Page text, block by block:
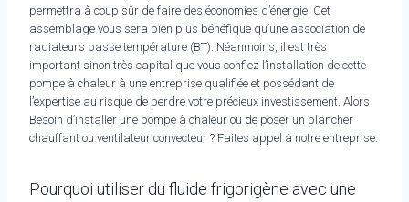
permettra à coup sûr de faire des économies d’énergie. Cet
assemblage vous sera bien plus bénéfique qu’une association de
radiateurs basse température (BT). Néanmoins, il est très
important sinon très capital que vous confiez l’installation de cette
pompe à chaleur à une entreprise qualifiée et possédant de
l’expertise au risque de perdre votre précieux investissement. Alors
Besoin d’installer une pompe à chaleur ou de poser un plancher
chauffant ou ventilateur convecteur ? Faites appel à notre entreprise.
Pourquoi utiliser du fluide frigorigène avec une